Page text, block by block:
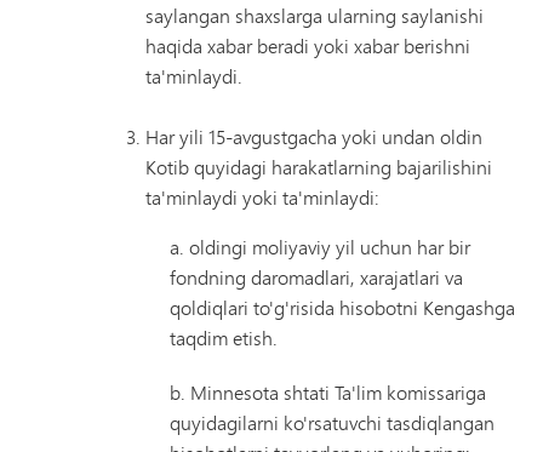
saylangan shaxslarga ularning saylanishi
haqida xabar beradi yoki xabar berishni
ta'minlaydi.
Har yili 15-avgustgacha yoki undan oldin
Kotib quyidagi harakatlarning bajarilishini
ta'minlaydi yoki ta'minlaydi:
a. oldingi moliyaviy yil uchun har bir
fondning daromadlari, xarajatlari va
qoldiqlari to'g'risida hisobotni Kengashga
taqdim etish.
b. Minnesota shtati Ta'lim komissariga
quyidagilarni ko'rsatuvchi tasdiqlangan